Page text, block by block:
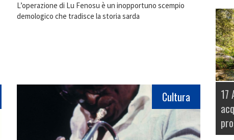
L’operazione di Lu Fenosu è un inopportuno scempio
demologico che tradisce la storia sarda
Cultura 17